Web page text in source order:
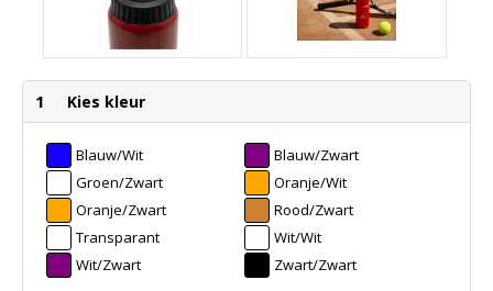
1 Kies kleur
Blauw/wit
Blauw/zwart
Groen/zwart
Oranje/wit
Oranje/zwart
Rood/zwart
Transparant
Wit/wit
Wit/zwart
Zwart/zwart